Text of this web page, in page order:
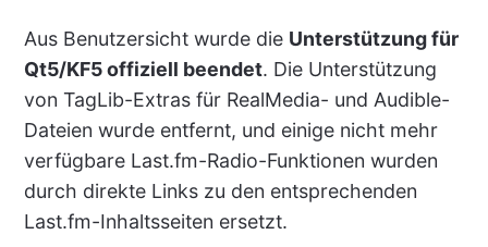
Aus Benutzersicht wurde die Unterstützung für
Qt5/KF5 offiziell beendet. Die Unterstützung
von TagLib-Extras für RealMedia- und Audible-
Dateien wurde entfernt, und einige nicht mehr
verfügbare Last.fm-Radio-Funktionen wurden
durch direkte Links zu den entsprechenden
Last.fm-Inhaltsseiten ersetzt.